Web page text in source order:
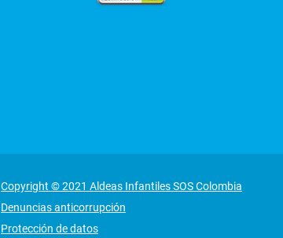
Copyright © 2021 Aldeas Infantiles SOS Colombia
Denuncias anticorrupción
Protección de datos